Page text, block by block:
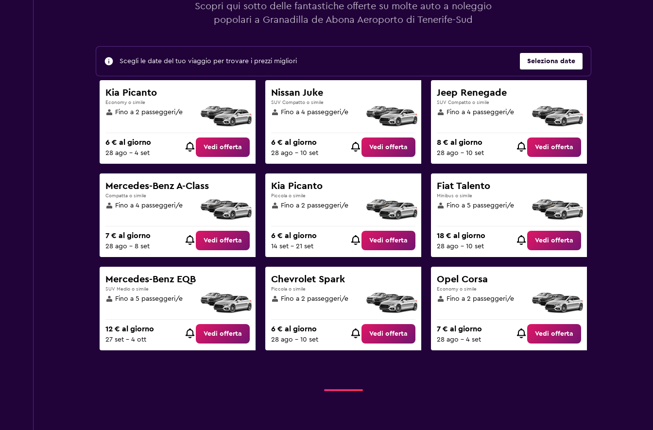
Scopri qui sotto delle fantastiche offerte su molte auto a noleggio
popolari a Granadilla de Abona Aeroporto di Tenerife-Sud
Scegli le date del tuo viaggio per trovare i prezzi migliori Seleziona date
Kia Picanto
Economy o simile
Fino a 2 passeggeri/e
6 € al giorno
28 ago - 4 set
Vedi offerta
Nissan Juke
SUV Compatto o simile
Fino a 4 passeggeri/e
6 € al giorno
28 ago - 10 set
Vedi offerta
Jeep Renegade
SUV Compatto o simile
Fino a 4 passeggeri/e
8 € al giorno
28 ago - 10 set
Vedi offerta
Mercedes-Benz A-Class
Compatta o simile
Fino a 4 passeggeri/e
7 € al giorno
28 ago - 8 set
Vedi offerta
Kia Picanto
Piccola o simile
Fino a 2 passeggeri/e
6 € al giorno
14 set - 21 set
Vedi offerta
Fiat Talento
Minibus o simile
Fino a 5 passeggeri/e
18 € al giorno
28 ago - 10 set
Vedi offerta
Mercedes-Benz EQB
SUV Medio o simile
Fino a 5 passeggeri/e
12 € al giorno
27 set - 4 ott
Vedi offerta
Chevrolet Spark
Piccola o simile
Fino a 2 passeggeri/e
6 € al giorno
28 ago - 10 set
Vedi offerta
Opel Corsa
Economy o simile
Fino a 2 passeggeri/e
7 € al giorno
28 ago - 4 set
Vedi offerta